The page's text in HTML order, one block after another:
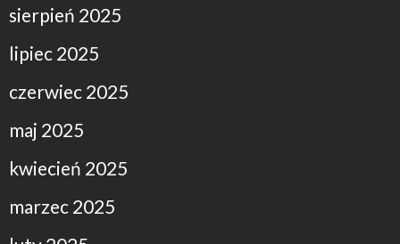
sierpień 2025
lipiec 2025
czerwiec 2025
maj 2025
kwiecień 2025
marzec 2025